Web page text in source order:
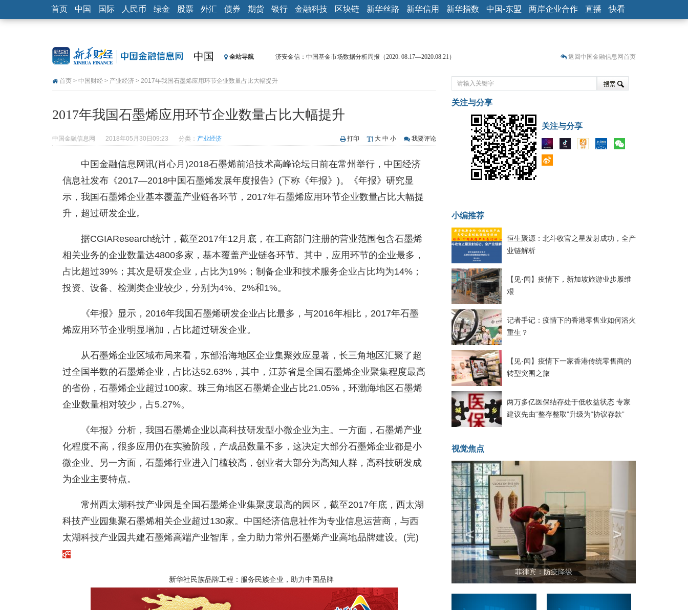
首页 中国 国际 人民币 绿金 股票 外汇 债券 期货 银行 金融科技 区块链 新华丝路 新华信用 新华指数 中国-东盟 两岸企业合作 直播 快看
中国 全站导航
济安金信：中国基金市场数据分析周报（2020. 08.17—2020.08.21）
记者手记：疫情下的香港零售业如何浴火重生？
济安金信：中国基金市场数据分析周报（2020. 07.27—2020.07.31）
【新华财经调查】同业存单、结构性存款玩起“跷跷板” 结构性失衡藏
央行公开市场净投放300亿元 短端资金利率明显下行
沥青期货连续两日涨逾3% 沪银及两粕涨势喜人
恒生聚源：北斗收官之星发射成功，全产业链解析
返回中国金融信息网首页
首页 > 中国财经 > 产业经济 > 2017年我国石墨烯应用环节企业数量占比大幅提升
2017年我国石墨烯应用环节企业数量占比大幅提升
中国金融信息网 2018年05月30日09:23 分类： 产业经济 打印 大 中 小 我要评论
中国金融信息网讯(肖心月)2018石墨烯前沿技术高峰论坛日前在常州举行，中国经济
信息社发布《2017—2018中国石墨烯发展年度报告》(下称《年报》)。《年报》研究显
示，我国石墨烯企业基本覆盖产业链各环节，2017年石墨烯应用环节企业数量占比大幅提
升，超过研发企业。
据CGIAResearch统计，截至2017年12月底，在工商部门注册的营业范围包含石墨烯
相关业务的企业数量达4800多家，基本覆盖产业链各环节。其中，应用环节的企业最多，
占比超过39%；其次是研发企业，占比为19%；制备企业和技术服务企业占比均为14%；
投资、设备、检测类企业较少，分别为4%、2%和1%。
《年报》显示，2016年我国石墨烯研发企业占比最多，与2016年相比，2017年石墨
烯应用环节企业明显增加，占比超过研发企业。
从石墨烯企业区域布局来看，东部沿海地区企业集聚效应显著，长三角地区汇聚了超
过全国半数的石墨烯企业，占比达52.63%，其中，江苏省是全国石墨烯企业聚集程度最高
的省份，石墨烯企业超过100家。珠三角地区石墨烯企业占比21.05%，环渤海地区石墨烯
企业数量相对较少，占5.27%。
《年报》分析，我国石墨烯企业以高科技研发型小微企业为主。一方面，石墨烯产业
化程度不高，很多应用仍在实验阶段，产成品数量不多，这决定大部分石墨烯企业都是小
微企业。另一方面，石墨烯行业进入门槛较高，创业者大部分为高知人群，高科技研发成
为企业主要特点。
常州西太湖科技产业园是全国石墨烯企业集聚度最高的园区，截至2017年底，西太湖
科技产业园集聚石墨烯相关企业超过130家。中国经济信息社作为专业信息运营商，与西
太湖科技产业园共建石墨烯高端产业智库，全力助力常州石墨烯产业高地品牌建设。(完)
新华社民族品牌工程：服务民族企业，助力中国品牌
关注与分享
关注与分享
小编推荐
恒生聚源：北斗收官之星发射成功，全产
业链解析
【见·闻】疫情下，新加坡旅游业步履维
艰
记者手记：疫情下的香港零售业如何浴火
重生？
【见·闻】疫情下一家香港传统零售商的
转型突围之旅
两万多亿医保结存处于低收益状态 专家
建议先由“整存整取”升级为“协议存款”
视觉焦点
菲律宾：防疫降级
< >